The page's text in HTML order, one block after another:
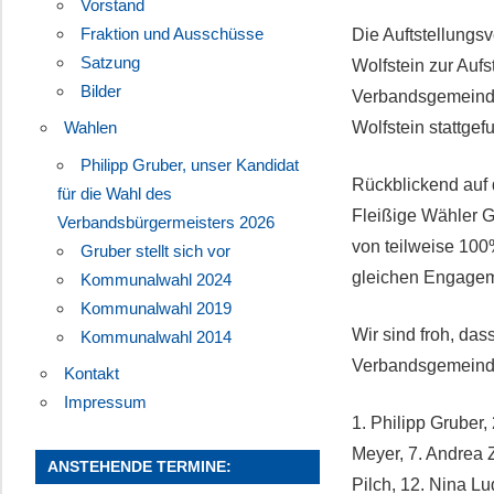
Die
Wolfstein zur
Wolfstein
Rückblickend auf
Fleißige Wähler
von teilweise
gleichen
Wir sind froh,
1. Philipp Gruber,
Meyer, 7. Andrea
Pilch, 12. Nina
Vorstand
Fraktion und Ausschüsse
Satzung
Bilder
Wahlen
Philipp Gruber, unser Kandidat
für die Wahl des
Verbandsbürgermeisters 2026
Gruber stellt sich vor
Kommunalwahl 2024
Kommunalwahl 2019
Kommunalwahl 2014
Kontakt
Impressum
ANSTEHENDE TERMINE: